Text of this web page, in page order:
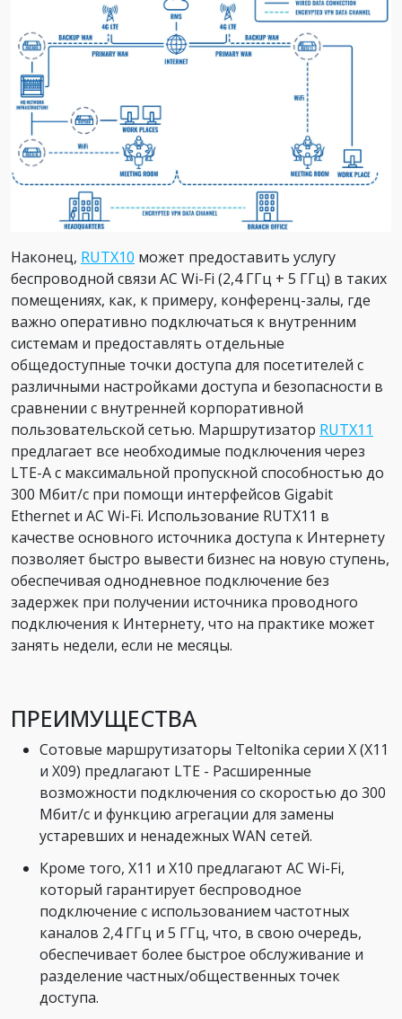
Наконец, RUTX10 может предоставить услугу
беспроводной связи AC Wi-Fi (2,4 ГГц + 5 ГГц) в таких
помещениях, как, к примеру, конференц-залы, где
важно оперативно подключаться к внутренним
системам и предоставлять отдельные
общедоступные точки доступа для посетителей с
различными настройками доступа и безопасности в
сравнении с внутренней корпоративной
пользовательской сетью. Маршрутизатор RUTX11
предлагает все необходимые подключения через
LTE-A с максимальной пропускной способностью до
300 Мбит/с при помощи интерфейсов Gigabit
Ethernet и AC Wi-Fi. Использование RUTX11 в
качестве основного источника доступа к Интернету
позволяет быстро вывести бизнес на новую ступень,
обеспечивая однодневное подключение без
задержек при получении источника проводного
подключения к Интернету, что на практике может
занять недели, если не месяцы.
ПРЕИМУЩЕСТВА
Сотовые маршрутизаторы Teltonika серии X (X11
и X09) предлагают LTE - Расширенные
возможности подключения со скоростью до 300
Мбит/с и функцию агрегации для замены
устаревших и ненадежных WAN сетей.
Кроме того, X11 и X10 предлагают AC Wi-Fi,
который гарантирует беспроводное
подключение с использованием частотных
каналов 2,4 ГГц и 5 ГГц, что, в свою очередь,
обеспечивает более быстрое обслуживание и
разделение частных/общественных точек
доступа.